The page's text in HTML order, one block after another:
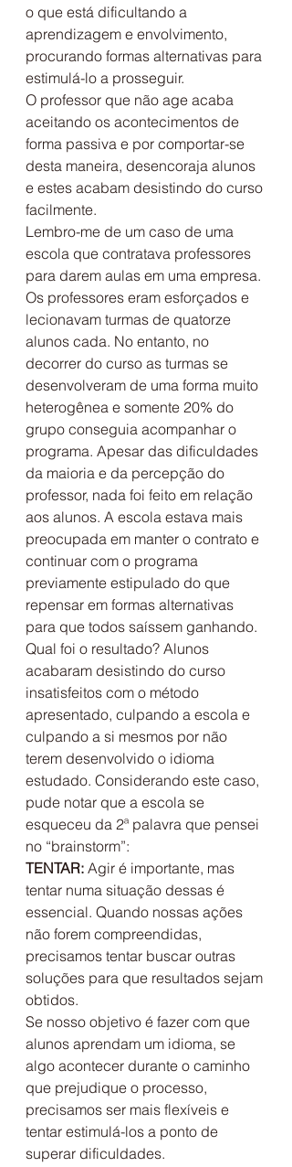
o que está dificultando a
aprendizagem e envolvimento,
procurando formas alternativas para
estimulá-lo a prosseguir.
O professor que não age acaba
aceitando os acontecimentos de
forma passiva e por comportar-se
desta maneira, desencoraja alunos
e estes acabam desistindo do curso
facilmente.
Lembro-me de um caso de uma
escola que contratava professores
para darem aulas em uma empresa.
Os professores eram esforçados e
lecionavam turmas de quatorze
alunos cada. No entanto, no
decorrer do curso as turmas se
desenvolveram de uma forma muito
heterogênea e somente 20% do
grupo conseguia acompanhar o
programa. Apesar das dificuldades
da maioria e da percepção do
professor, nada foi feito em relação
aos alunos. A escola estava mais
preocupada em manter o contrato e
continuar com o programa
previamente estipulado do que
repensar em formas alternativas
para que todos saíssem ganhando.
Qual foi o resultado? Alunos
acabaram desistindo do curso
insatisfeitos com o método
apresentado, culpando a escola e
culpando a si mesmos por não
terem desenvolvido o idioma
estudado. Considerando este caso,
pude notar que a escola se
esqueceu da 2ª palavra que pensei
no “brainstorm”:
TENTAR: Agir é importante, mas
tentar numa situação dessas é
essencial. Quando nossas ações
não forem compreendidas,
precisamos tentar buscar outras
soluções para que resultados sejam
obtidos.
Se nosso objetivo é fazer com que
alunos aprendam um idioma, se
algo acontecer durante o caminho
que prejudique o processo,
precisamos ser mais flexíveis e
tentar estimulá-los a ponto de
superar dificuldades.